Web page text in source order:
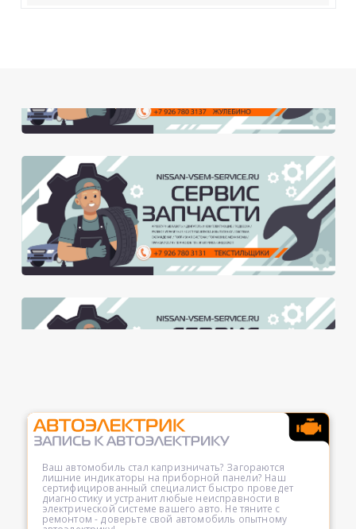
Ваш автомобиль стал капризничать? Загораются
лишние индикаторы на приборной панели? Наш
сертифицированный специалист быстро проведет
диагностику и устранит любые неисправности в
электрической системе вашего авто. Не тяните с
ремонтом - доверьте свой автомобиль опытному